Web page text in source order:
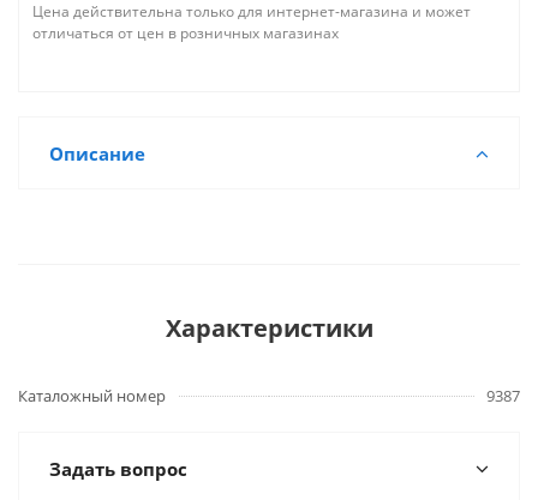
Цена действительна только для интернет-магазина и может
отличаться от цен в розничных магазинах
Описание
Характеристики
Каталожный номер 9387
Задать вопрос